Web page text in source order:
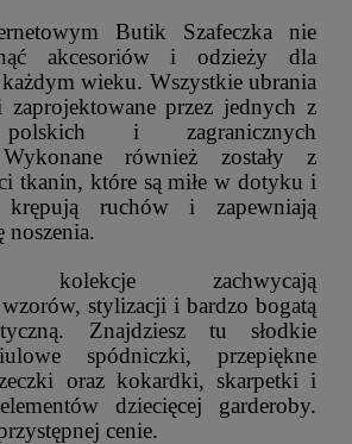
Butik Szafeczka nie
akcesoriów i odzieży dla
wieku. Wszystkie ubrania
zaprojektowane przez jednych z
polskich i zagranicznych
również zostały z
tkanin, które są miłe w dotyku i
ruchów i zapewniają
noszenia.
kolekcje zachwycają
stylizacji i bardzo bogatą
Znajdziesz tu słodkie
spódniczki, przepiękne
oraz kokardki, skarpetki i
dziecięcej garderoby.
cenie.